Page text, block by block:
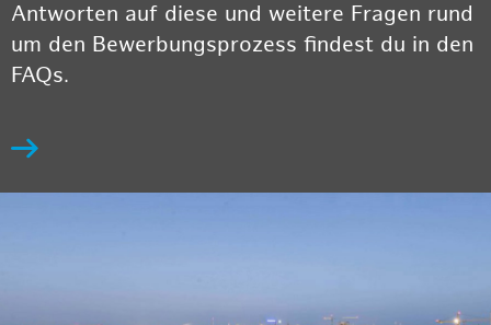
Antworten auf diese und weitere Fragen rund
um den Bewerbungsprozess findest du in den
FAQs.